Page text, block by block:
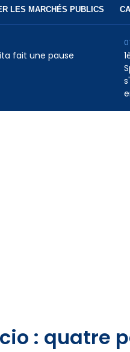
LES MARCHÉS PUBLICS
fait une pause
: quatre